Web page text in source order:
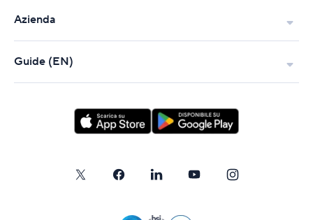
Azienda
Guide (EN)